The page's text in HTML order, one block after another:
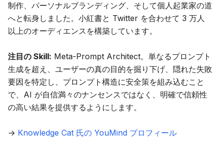
制作、パーソナルブランディング、そして個人起業家の道
へと転身しました。小紅書と Twitter を合わせて 3 万人
以上のオーディエンスを構築しています。
注目の Skill: Meta-Prompt Architect。単なるプロンプト
生成を超え、ユーザーの真の目的を掘り下げ、隠れた失敗
要因を特定し、プロンプト構造に安全策を組み込むこと
で、AI が自信満々のナンセンスではなく、明確で信頼性
の高い結果を提供するようにします。
→ Knowledge Cat 氏の YouMind プロフィール